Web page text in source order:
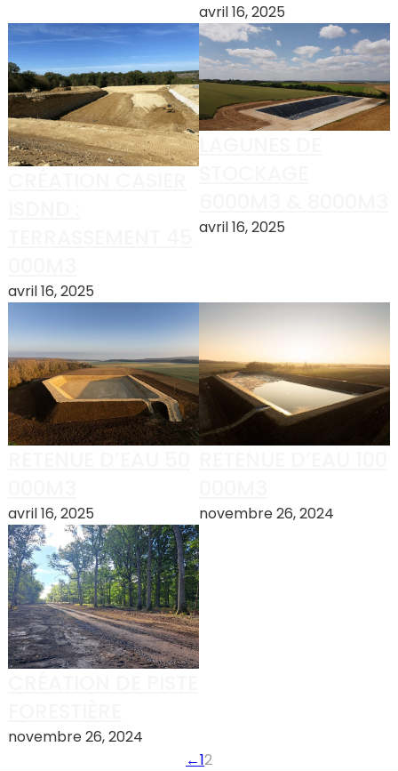
avril 16, 2025
avril 16, 2025
LAGUNES DE
STOCKAGE
avril 16, 2025
avril 16, 2025 novembre 26, 2024
novembre 26, 2024
←12